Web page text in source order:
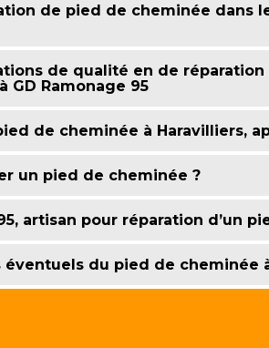
de pied de cheminée dans
de qualité en de
GD Ramonage 95
de cheminée à Haravilliers,
un pied de cheminée ?
artisan pour réparation d’un
éventuels du pied de cheminée